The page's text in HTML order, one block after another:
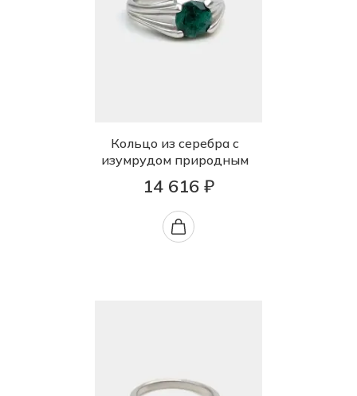
Кольцо из серебра с
изумрудом природным
14 616 ₽